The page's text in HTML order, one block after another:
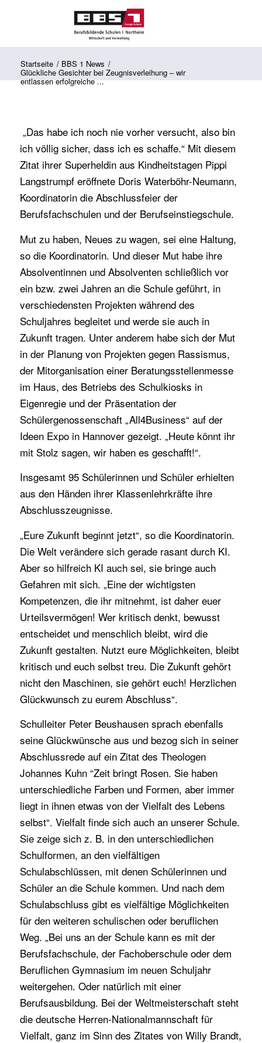
Startseite / BBS 1 News /
Glückliche Gesichter bei Zeugnisverleihung – wir
entlassen erfolgreiche ...
„Das habe ich noch nie vorher versucht, also bin
ich völlig sicher, dass ich es schaffe.“ Mit diesem
Zitat ihrer Superheldin aus Kindheitstagen Pippi
Langstrumpf eröffnete Doris Waterböhr-Neumann,
Koordinatorin die Abschlussfeier der
Berufsfachschulen und der Berufseinstiegschule.
Mut zu haben, Neues zu wagen, sei eine Haltung,
so die Koordinatorin. Und dieser Mut habe ihre
Absolventinnen und Absolventen schließlich vor
ein bzw. zwei Jahren an die Schule geführt, in
verschiedensten Projekten während des
Schuljahres begleitet und werde sie auch in
Zukunft tragen. Unter anderem habe sich der Mut
in der Planung von Projekten gegen Rassismus,
der Mitorganisation einer Beratungsstellenmesse
im Haus, des Betriebs des Schulkiosks in
Eigenregie und der Präsentation der
Schülergenossenschaft „All4Business“ auf der
Ideen Expo in Hannover gezeigt. „Heute könnt ihr
mit Stolz sagen, wir haben es geschafft!“.
Insgesamt 95 Schülerinnen und Schüler erhielten
aus den Händen ihrer Klassenlehrkräfte ihre
Abschlusszeugnisse.
„Eure Zukunft beginnt jetzt“, so die Koordinatorin.
Die Welt verändere sich gerade rasant durch KI.
Aber so hilfreich KI auch sei, sie bringe auch
Gefahren mit sich. „Eine der wichtigsten
Kompetenzen, die ihr mitnehmt, ist daher euer
Urteilsvermögen! Wer kritisch denkt, bewusst
entscheidet und menschlich bleibt, wird die
Zukunft gestalten. Nutzt eure Möglichkeiten, bleibt
kritisch und euch selbst treu. Die Zukunft gehört
nicht den Maschinen, sie gehört euch! Herzlichen
Glückwunsch zu eurem Abschluss“.
Schulleiter Peter Beushausen sprach ebenfalls
seine Glückwünsche aus und bezog sich in seiner
Abschlussrede auf ein Zitat des Theologen
Johannes Kuhn “Zeit bringt Rosen. Sie haben
unterschiedliche Farben und Formen, aber immer
liegt in ihnen etwas von der Vielfalt des Lebens
selbst“. Vielfalt finde sich auch an unserer Schule.
Sie zeige sich z. B. in den unterschiedlichen
Schulformen, an den vielfältigen
Schulabschlüssen, mit denen Schülerinnen und
Schüler an die Schule kommen. Und nach dem
Schulabschluss gibt es vielfältige Möglichkeiten
für den weiteren schulischen oder beruflichen
Weg. „Bei uns an der Schule kann es mit der
Berufsfachschule, der Fachoberschule oder dem
Beruflichen Gymnasium im neuen Schuljahr
weitergehen. Oder natürlich mit einer
Berufsausbildung. Bei der Weltmeisterschaft steht
die deutsche Herren-Nationalmannschaft für
Vielfalt, ganz im Sinn des Zitates von Willy Brandt,